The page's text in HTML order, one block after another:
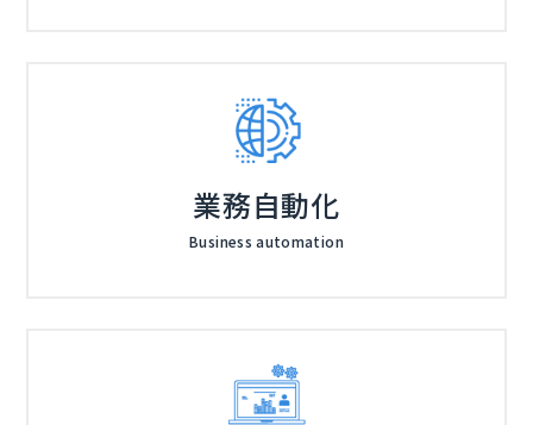
業務自動化
Business automation